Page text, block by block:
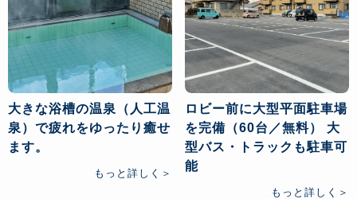
大きな浴槽の温泉（人工温
泉）で疲れをゆったり癒せ
ます。
もっと詳しく
ロビー前に大型平面駐車場
を完備（60台／無料） 大
型バス・トラックも駐車可
能
もっと詳しく